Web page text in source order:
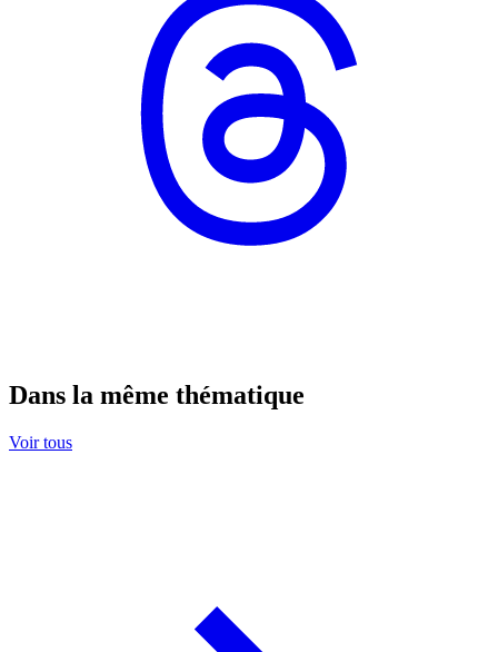
Dans la même thématique
Voir tous